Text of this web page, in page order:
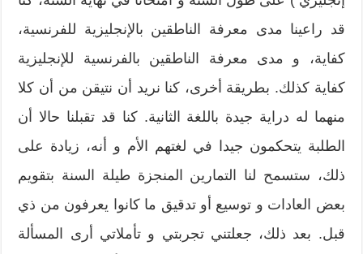
قد راعينا مدى معرفة الناطقين بالإنجليزية للفرنسية،
كفاية، و مدى معرفة الناطقين بالفرنسية للإنجليزية
كفاية كذلك. بطريقة أخرى، كنا نريد أن نتيقن من أن كلا
منهما له دراية جيدة باللغة الثانية. كنا قد تقبلنا حالا أن
الطلبة يتحكمون جيدا في لغتهم الأم و أنه، زيادة على
ذلك، ستسمح لنا التمارين المنجزة طيلة السنة بتقويم
بعض العادات و توسيع أو تدقيق ما كانوا يعرفون من ذي
قبل. بعد ذلك، جعلتني تجربتي و تأملاتي أرى المسألة